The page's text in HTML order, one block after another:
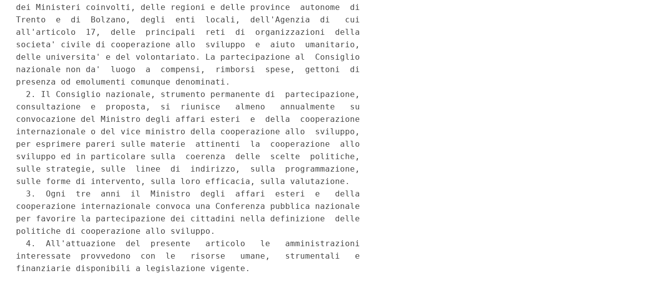
dei Ministeri coinvolti, delle regioni e delle province  autonome  di
Trento  e  di  Bolzano,  degli  enti  locali,  dell'Agenzia  di   cui
all'articolo  17,  delle  principali  reti  di  organizzazioni  della
societa' civile di cooperazione allo  sviluppo  e  aiuto  umanitario,
delle universita' e del volontariato. La partecipazione al  Consiglio
nazionale non da'  luogo  a  compensi,  rimborsi  spese,  gettoni  di
presenza od emolumenti comunque denominati.
  2. Il Consiglio nazionale, strumento permanente di  partecipazione,
consultazione  e  proposta,  si  riunisce   almeno   annualmente   su
convocazione del Ministro degli affari esteri  e  della  cooperazione
internazionale o del vice ministro della cooperazione allo  sviluppo,
per esprimere pareri sulle materie  attinenti  la  cooperazione  allo
sviluppo ed in particolare sulla  coerenza  delle  scelte  politiche,
sulle strategie, sulle  linee  di  indirizzo,  sulla  programmazione,
sulle forme di intervento, sulla loro efficacia, sulla valutazione.
  3.  Ogni  tre  anni  il  Ministro  degli  affari  esteri  e   della
cooperazione internazionale convoca una Conferenza pubblica nazionale
per favorire la partecipazione dei cittadini nella definizione  delle
politiche di cooperazione allo sviluppo.
  4.  All'attuazione  del  presente   articolo   le   amministrazioni
interessate  provvedono  con  le   risorse   umane,   strumentali   e